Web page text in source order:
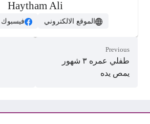
Haytham Ali
الموقع الالكتروني فيسبوك
Previous
طفلي عمره ٣ شهور
يمص يده